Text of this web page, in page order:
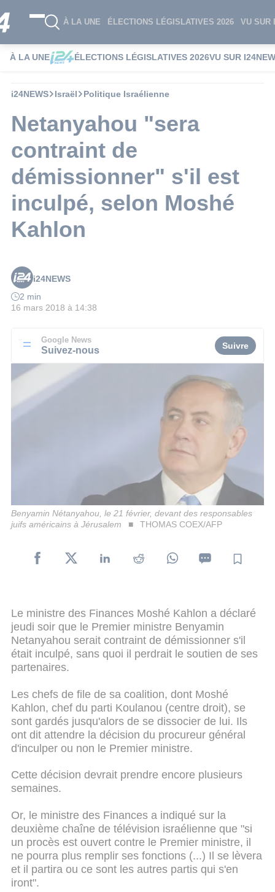
À LA UNE ÉLECTIONS LÉGISLATIVES 2026 VU SUR
À LA UNE ÉLECTIONS LÉGISLATIVES 2026VU SUR
i24NEWS Israël Politique Israélienne
Netanyahou "sera
contraint de
démissionner" s'il est
inculpé, selon Moshé
Kahlon
i24NEWS
2 min
16 mars 2018 à 14:38
Google News
Suivez-nous Suivre
Benyamin Nétanyahou, le 21 février, devant des responsables
juifs américains à Jérusalem
THOMAS COEX/AFP
Le ministre des Finances Moshé Kahlon a déclaré
jeudi soir que le Premier ministre Benyamin
Netanyahou serait contraint de démissionner s'il
était inculpé, sans quoi il perdrait le soutien de ses
partenaires.
Les chefs de file de sa coalition, dont Moshé
Kahlon, chef du parti Koulanou (centre droit), se
sont gardés jusqu'alors de se dissocier de lui. Ils
ont dit attendre la décision du procureur général
d'inculper ou non le Premier ministre.
Cette décision devrait prendre encore plusieurs
semaines.
Or, le ministre des Finances a indiqué sur la
deuxième chaîne de télévision israélienne que "si
un procès est ouvert contre le Premier ministre, il
ne pourra plus remplir ses fonctions (...) Il se lèvera
et il partira ou ce sont les autres partis qui s'en
iront".